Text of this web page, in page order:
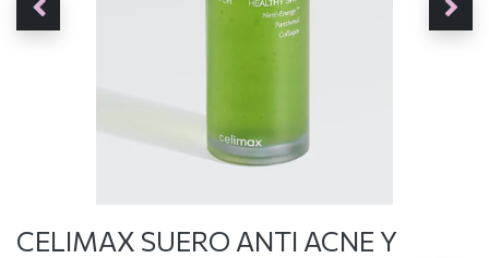
CELIMAX SUERO ANTI ACNE Y